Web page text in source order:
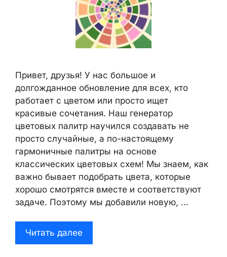
Привет, друзья! У нас большое и
долгожданное обновление для всех, кто
работает с цветом или просто ищет
красивые сочетания. Наш генератор
цветовых палитр научился создавать не
просто случайные, а по-настоящему
гармоничные палитры на основе
классических цветовых схем! Мы знаем, как
важно бывает подобрать цвета, которые
хорошо смотрятся вместе и соответствуют
задаче. Поэтому мы добавили новую, …
Читать далее